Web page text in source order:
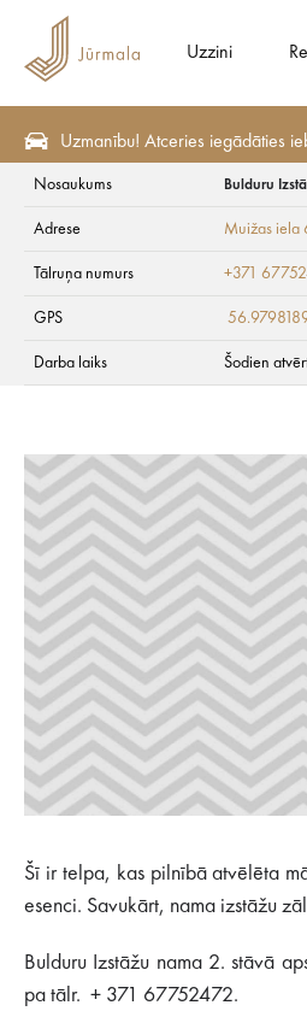
Uzzini
Uzmanību! Atceries iegādāties
Bulduru
Nosaukums Bulduru
Adrese Muižas iela
Tālruņa numurs +371
GPS
Darba laiks Šodien
​Šī ir telpa, kas pilnībā atvēlēta
esenci. Savukārt, nama izstāžu
Bulduru Izstāžu nama 2. stāvā
pa tālr. + 371 67752472.